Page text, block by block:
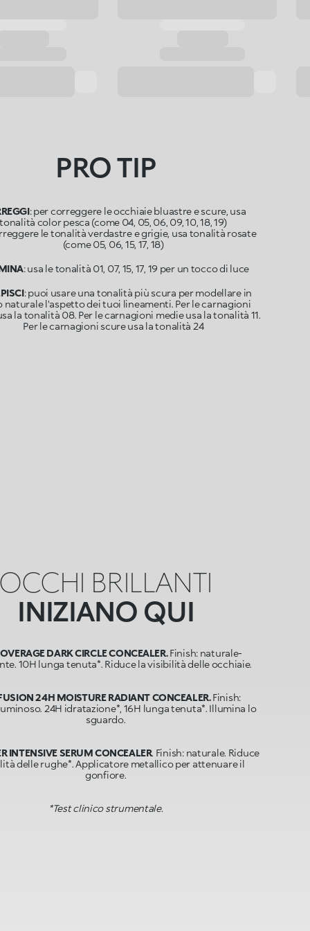
PRO TIP
: per correggere le occhiaie bluastre e scure, usa
tonalità color pesca (come 04, 05, 06, 09, 10, 18, 19)
le tonalità verdastre e grigie, usa tonalità rosate
(come 05, 06, 15, 17, 18)
: usa le tonalità 01, 07, 15, 17, 19 per un tocco di luce
: puoi usare una tonalità più scura per modellare in
naturale l'aspetto dei tuoi lineamenti. Per le carnagioni
la tonalità 08. Per le carnagioni medie usa la tonalità 11.
Per le carnagioni scure usa la tonalità 24
BRILLANTI
INIZIANO QUI
DARK CIRCLE CONCEALER.Finish: naturale-
10H lunga tenuta*. Riduce la visibilità delle occhiaie.
24H MOISTURE RADIANT CONCEALER.Finish:
24H idratazione*, 16H lunga tenuta*. Illumina lo
sguardo.
INTENSIVE SERUM CONCEALER. Finish: naturale. Riduce
delle rughe*. Applicatore metallico per attenuare il
gonfiore.
*Test clinico strumentale.